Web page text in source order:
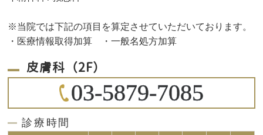
※当院では下記の項目を算定させていただいております。
・医療情報取得加算 ・一般名処方加算
皮膚科（2F）
03-5879-7085
診療時間